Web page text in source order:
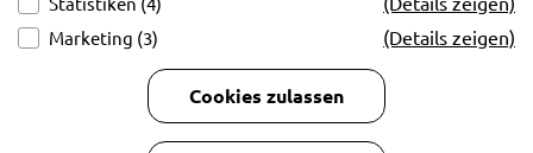
Marketing (3) (Details zeigen)
Cookies zulassen
AutoCenter Wimmer GmbH & Co KG.